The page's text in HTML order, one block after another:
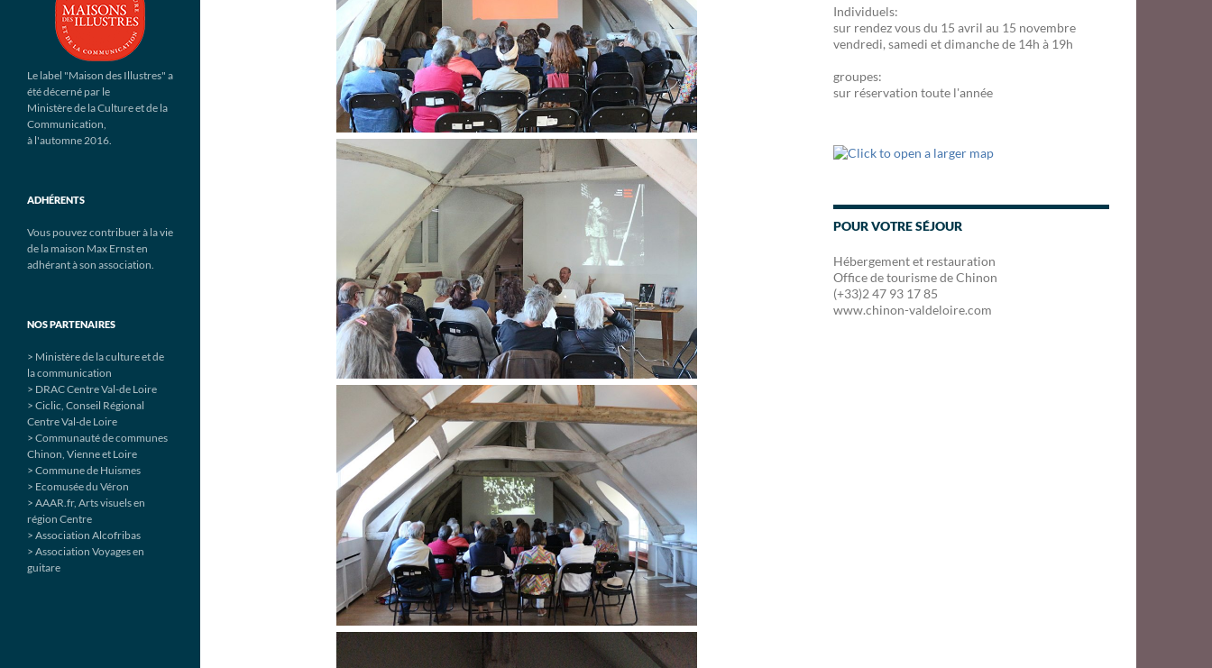
Individuels:
sur rendez vous du 15 avril au 15 novembre
vendredi, samedi et dimanche de 14h à 19h
groupes:
sur réservation toute l'année
POUR VOTRE SÉJOUR
Hébergement et restauration
Office de tourisme de Chinon
(+33)2 47 93 17 85
www.chinon-valdeloire.com
Le label "Maison des Illustres" a
été décerné par le
Ministère de la Culture et de la
Communication,
à l'automne 2016.
ADHÉRENTS
Vous pouvez contribuer à la vie
de la maison Max Ernst en
adhérant à son association.
NOS PARTENAIRES
> Ministère de la culture et de
la communication
> DRAC Centre Val-de Loire
> Ciclic, Conseil Régional
Centre Val-de Loire
> Communauté de communes
Chinon, Vienne et Loire
> Commune de Huismes
> Ecomusée du Véron
> AAAR.fr, Arts visuels en
région Centre
> Association Alcofribas
> Association Voyages en
guitare